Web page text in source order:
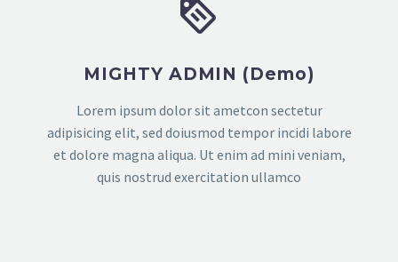


MIGHTY ADMIN (Demo)
Lorem ipsum dolor sit ametcon sectetur
adipisicing elit, sed doiusmod tempor incidi labore
et dolore magna aliqua. Ut enim ad mini veniam,
quis nostrud exercitation ullamco